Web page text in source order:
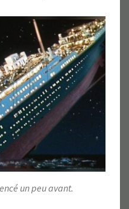
un peu avant.